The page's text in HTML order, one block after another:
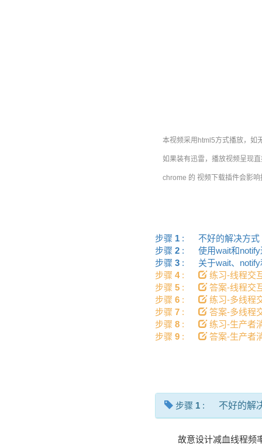
本视频采用html5方式播放，如
如果装有迅雷，播放视频呈现
chrome 的 视频下载插件会影
步骤 1 :
不好的解决方
步骤 2 :
使用wait和
步骤 3 :
关于wait、
步骤 4:
练习-线程
步骤 5 :
答案-线程
步骤 6 :
练习-多线
步骤 7 :
答案-多线
步骤 8 :
练习-生产
步骤 9 : 答案-生产
步骤 1 : 不好的解
故意设计减血线程频